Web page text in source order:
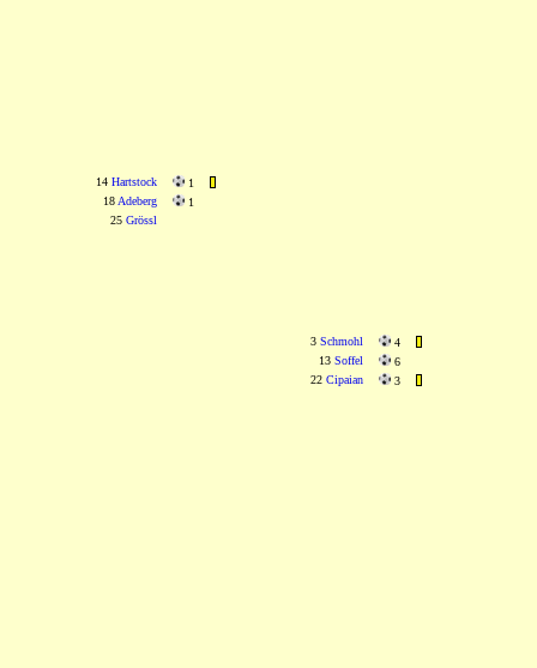
14 Hartstock
1
18 Adeberg
1
25 Grössl
3 Schmohl
4
13 Soffel
6
22 Cipaian 3